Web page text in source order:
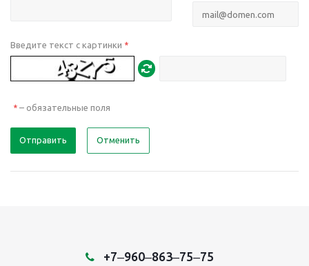
Введите текст с картинки *
* – обязательные поля
Отправить Отменить
+7‒960‒863‒75‒75